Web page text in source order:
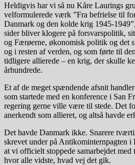
Heldigvis har vi så nu Kåre Laurings
velformulerede værk ”Fra befrielse til
Danmark og den kolde krig 1945-
sider bliver klogere på forsvarspolitik,
og Færøerne, økonomisk politik og det
og i resten af verden, og som førte til
tidligere allierede – en krig, der skulle
århundrede.
Et af de meget spændende afsnit
som startede med en konference i San
regering gerne ville være til stede. Det
anerkendt som allieret, og altså havde
Det havde Danmark ikke. Snarere
skrevet under på Antikominternpagten
at vi officielt stoppede samarbejdet med
hvor alle vidste, hvad vej det gik.